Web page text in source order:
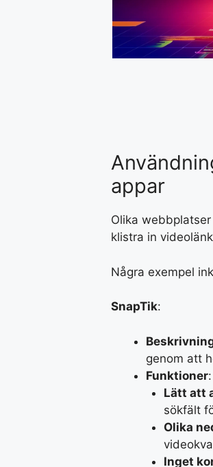
appar
Olika
klistra in
Några exempel
SnapTik:
genom att
Funktioner:
Lätt att
sökfält
Olika
Inget